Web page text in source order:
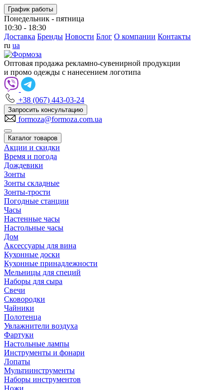
График работы
Понедельник - пятница
10:30 - 18:30
Доставка Бренды Новости Блог О компании Контакты
ru ua
Оптовая продажа рекламно-сувенирной продукции
и промо одежды с нанесением логотипа
+38 (067) 443-03-24
Запросить консультацию
formoza@formoza.com.ua
Каталог товаров
Акции и скидки
Время и погода
Дождевики
Зонты
Зонты складные
Зонты-трости
Погодные станции
Часы
Настенные часы
Настольные часы
Дом
Аксессуары для вина
Кухонные доски
Кухонные принадлежности
Мельницы для специй
Наборы для сыра
Свечи
Сковородки
Чайники
Полотенца
Увлажнители воздуха
Фартуки
Настольные лампы
Инструменты и фонари
Лопаты
Мультиинструменты
Наборы инструментов
Ножи